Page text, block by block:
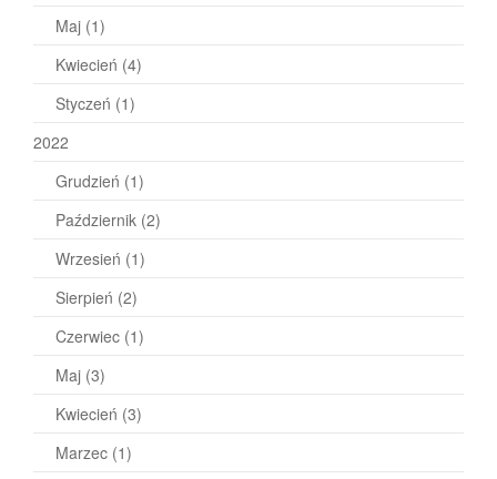
Maj (1)
Kwiecień (4)
Styczeń (1)
2022
Grudzień (1)
Październik (2)
Wrzesień (1)
Sierpień (2)
Czerwiec (1)
Maj (3)
Kwiecień (3)
Marzec (1)